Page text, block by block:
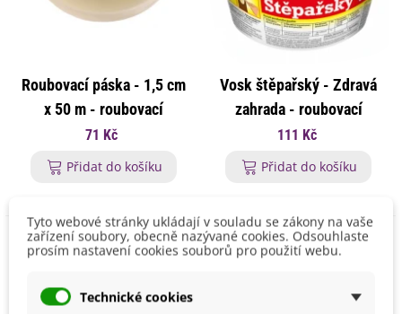
Roubovací páska - 1,5 cm
x 50 m - roubovací
pomůcky - 1 ks
71 Kč
Přidat do košíku
Vosk štěpařský - Zdravá
zahrada - roubovací
pomůcky - 150 g
111 Kč
Přidat do košíku
Tyto webové stránky ukládají v souladu se zákony na vaše
zařízení soubory, obecně nazývané cookies. Odsouhlaste
prosím nastavení cookies souborů pro použití webu.
Technické cookies